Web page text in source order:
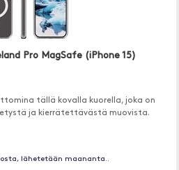
Pro MagSafe (iPhone 15)
tällä kovalla kuorella, joka on
ja kierrätettävästä muovista.
lähetetään maananta..